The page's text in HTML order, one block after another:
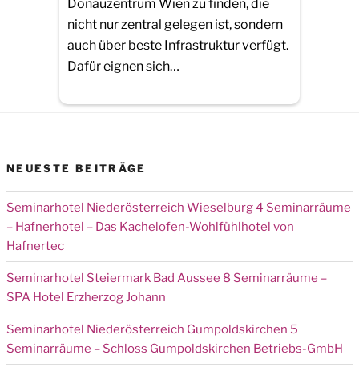
Donauzentrum Wien zu finden, die
nicht nur zentral gelegen ist, sondern
auch über beste Infrastruktur verfügt.
Dafür eignen sich…
NEUESTE BEITRÄGE
Seminarhotel Niederösterreich Wieselburg 4 Seminarräume
– Hafnerhotel – Das Kachelofen-Wohlfühlhotel von
Hafnertec
Seminarhotel Steiermark Bad Aussee 8 Seminarräume –
SPA Hotel Erzherzog Johann
Seminarhotel Niederösterreich Gumpoldskirchen 5
Seminarräume – Schloss Gumpoldskirchen Betriebs-GmbH